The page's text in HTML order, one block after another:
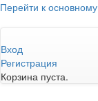
Перейти к
Вход
Регистрация
Корзина пуста.